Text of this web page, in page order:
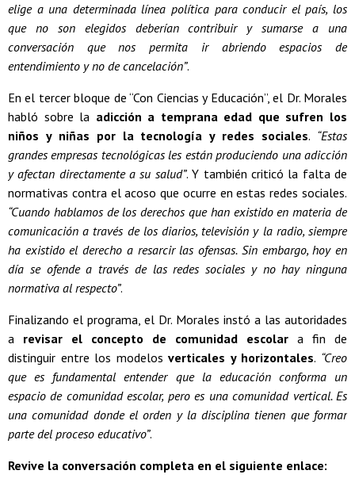
elige a una determinada línea política para conducir el país, los
que no son elegidos deberían contribuir y sumarse a una
conversación que nos permita ir abriendo espacios de
entendimiento y no de cancelación”.
En el tercer bloque de “Con Ciencias y Educación”, el Dr. Morales
habló sobre la adicción a temprana edad que sufren los
niños y niñas por la tecnología y redes sociales. “Estas
grandes empresas tecnológicas les están produciendo una adicción
y afectan directamente a su salud”. Y también criticó la falta de
normativas contra el acoso que ocurre en estas redes sociales.
“Cuando hablamos de los derechos que han existido en materia de
comunicación a través de los diarios, televisión y la radio, siempre
ha existido el derecho a resarcir las ofensas. Sin embargo, hoy en
día se ofende a través de las redes sociales y no hay ninguna
normativa al respecto”.
Finalizando el programa, el Dr. Morales instó a las autoridades
a revisar el concepto de comunidad escolar a fin de
distinguir entre los modelosverticales y horizontales. “Creo
que es fundamental entender que la educación conforma un
espacio de comunidad escolar, pero es una comunidad vertical. Es
una comunidad donde el orden y la disciplina tienen que formar
parte del proceso educativo”.
Revive la conversación completa en el siguiente enlace: